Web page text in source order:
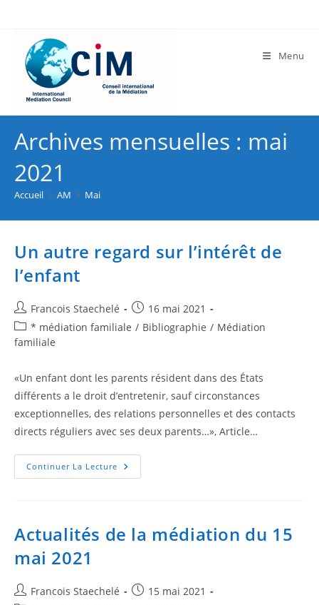
Menu
Archives mensuelles : mai
2021
Accueil > AM > Mai
Un autre regard sur l’intérêt de
l’enfant
Francois Staechelé
16 mai 2021
* médiation familiale / Bibliographie / Médiation
familiale
«Un enfant dont les parents résident dans des États
diﬀérents a le droit d’entretenir, sauf circonstances
exceptionnelles, des relations personnelles et des contacts
directs réguliers avec ses deux parents…», Article…
Continuer La Lecture
Actualités de la médiation du 15
mai 2021
Francois Staechelé
15 mai 2021